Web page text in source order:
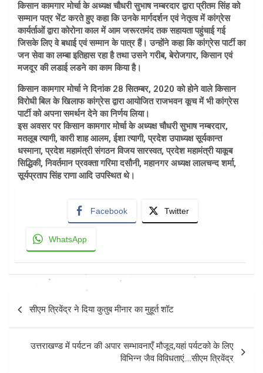
किसान कामगार मोर्चा के अध्यक्ष चौधरी सुभाष नम्बरदार द्वारा प्रीतम सिंह को
सम्मान पत्र भेंट करते हुए कहा कि उनके मार्गदर्शन एवं नेतृत्व में कांग्रेस
कार्यर्ताओं द्वारा कोरोना काल में आम जरूरतमंद तक सहायता पहुंचाई गई
जिसके लिए वे बधाई एवं सम्मान के पात्र हैं। उन्होंने कहा कि कांग्रेस पार्टी का
जन सेवा का लम्बा इतिहास रहा है तथा उसने गरीब, बेरोजगार, किसान एवं
मजदूर की लडाई लडने का काम किया है।
किसान कामगार मोर्चा ने दिनांक 28 सितम्बर, 2020 को होने वाले किसान
विरोधी बिल के खिलाफ कांग्रेस द्वारा आयोजित राजभवन कूच में भी कांग्रेस
पार्टी को अपना समर्थन देने का निर्णय लिया।
इस अवसर पर किसान कामगार मोर्चा के अध्यक्ष चौधरी सुभाष नम्बरदार,
मतलूब त्यागी, कारी शाह आलम, ईशा त्यागी, प्रदेश उपाध्यक्ष सूर्यकान्त
धस्माना, प्रदेश महामंत्री संगठन विजय सारस्वत, प्रदेश महामंत्री याकूब
सिद्धिकी, निवर्तमान प्रवक्ता गरिमा दसौनी, महानगर अध्यक्ष लालचन्द शर्मा,
सूर्यप्रताप सिंह राणा आदि उपस्थित थे।
Facebook Twitter
WhatsApp
Post
navigation
सीएम त्रिवेंद्र ने दिया कुतुब मीनार का मुहूर्त शॉट
उत्तराखण्ड में पर्यटन की अपार सम्भावनाएँ मौजूद,यहां पर्यटको के लिए
विभिन्न जैव विविधताएं….सीएम त्रिवेंद्र